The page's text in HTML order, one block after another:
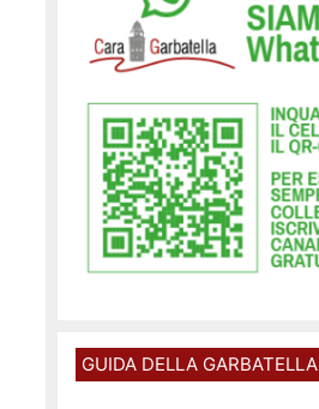
GUIDA DELLA GARBATELLA